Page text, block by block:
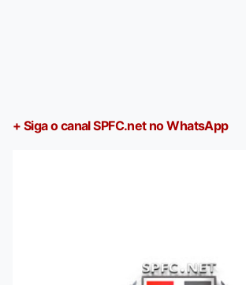
+ Siga o canal SPFC.net no WhatsApp